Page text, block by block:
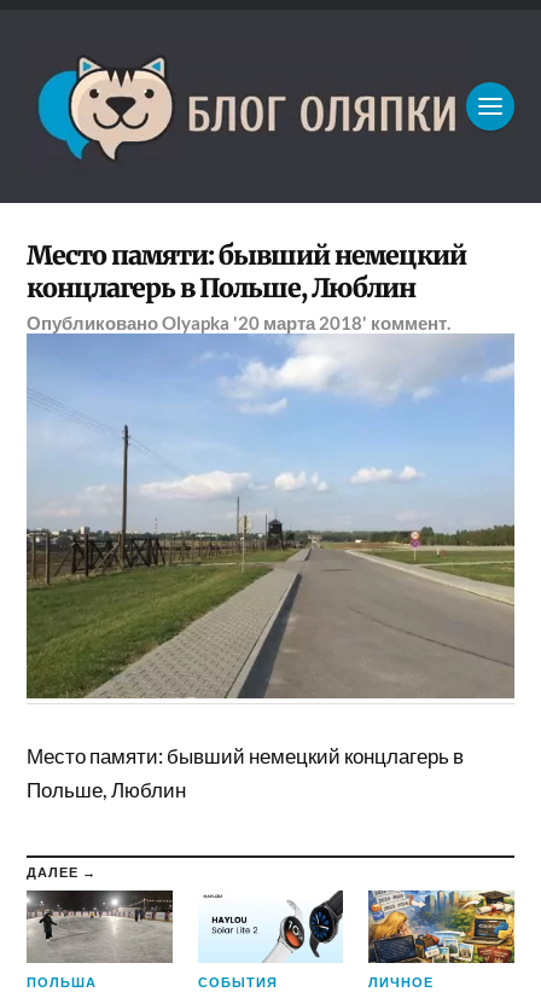
Место памяти: бывший немецкий
концлагерь в Польше, Люблин
ОпубликованоOlyapka '20 марта 2018' коммент.
Место памяти: бывший немецкий концлагерь в
Польше, Люблин
ДАЛЕЕ →
ПОЛЬША СОБЫТИЯ ЛИЧНОЕ